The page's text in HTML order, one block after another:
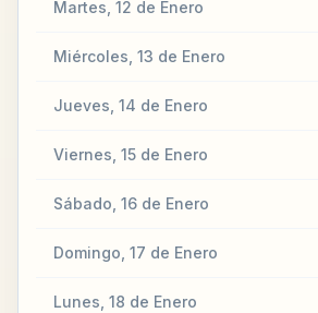
Martes, 12 de Enero
Miércoles, 13 de Enero
Jueves, 14 de Enero
Viernes, 15 de Enero
Sábado, 16 de Enero
Domingo, 17 de Enero
Lunes, 18 de Enero